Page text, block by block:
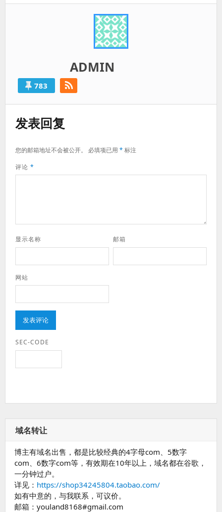
ADMIN
783
发表回复
您的邮箱地址不会被公开。 必填项已用 *标注
评论 *
显示名称 邮箱
网站
SEC-CODE
域名转让
博主有域名出售，都是比较经典的4字母com、5数字
com、6数字com等，有效期在10年以上，域名都在谷歌，
一分钟过户。
详见： https://shop34245804.taobao.com/
如有中意的，与我联系，可议价。
邮箱：youland8168#gmail.com